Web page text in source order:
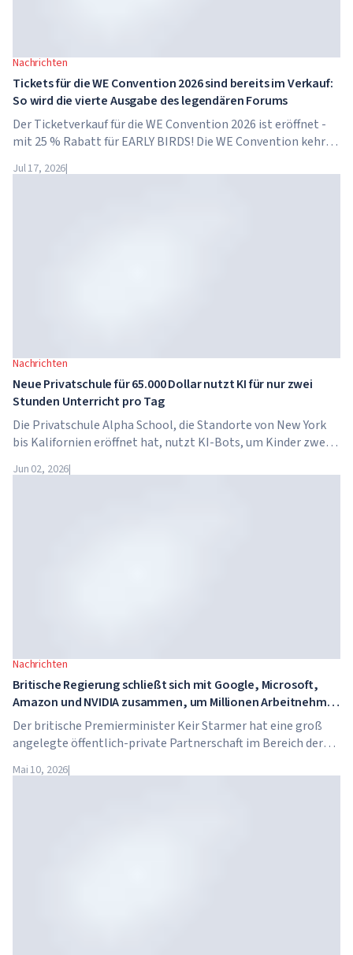
Nachrichten
Tickets für die WE Convention 2026 sind bereits im Verkauf:
So wird die vierte Ausgabe des legendären Forums
Der Ticketverkauf für die WE Convention 2026 ist eröffnet -
mit 25 % Rabatt für EARLY BIRDS! Die WE Convention kehrt
November 2026 findet das Forum im...
Jul 17, 2026|
Nachrichten
Neue Privatschule für 65.000 Dollar nutzt KI für nur zwei
Stunden Unterricht pro Tag
Die Privatschule Alpha School, die Standorte von New York
bis Kalifornien eröffnet hat, nutzt KI-Bots, um Kinder zwei
Die Schule hat keine traditionellen Lehrer, keine
Jun 02, 2026|
Nachrichten
Britische Regierung schließt sich mit Google, Microsoft,
Amazon und NVIDIA zusammen, um Millionen Arbeitnehmer
in KI-Kompetenzen zu schulen
Der britische Premierminister Keir Starmer hat eine groß
angelegte öffentlich-private Partnerschaft im Bereich der
Amazon und NVIDIA starten gemeinsam mit der Regierung
Mai 10, 2026|